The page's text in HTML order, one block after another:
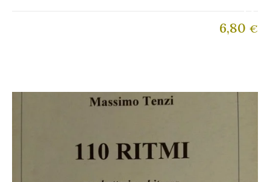
6,80 €